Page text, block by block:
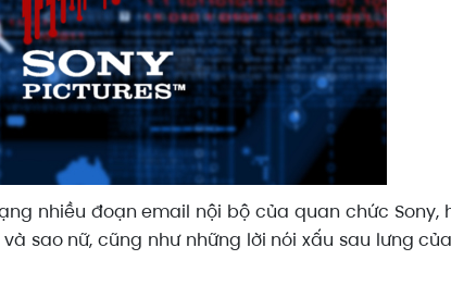
nhiều đoạn email nội bộ của quan chức Sony,
sao nữ, cũng như những lời nói xấu sau lưng